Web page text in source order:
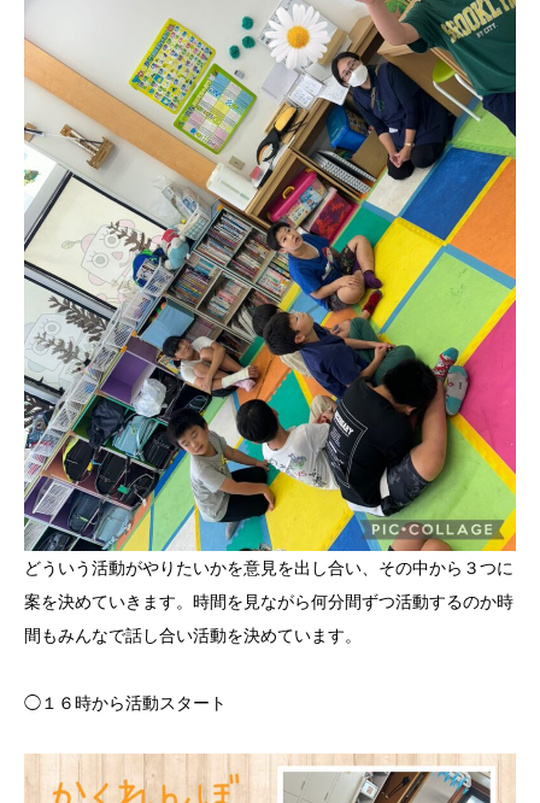
どういう活動がやりたいかを意見を出し合い、その中から３つに
案を決めていきます。時間を見ながら何分間ずつ活動するのか時
間もみんなで話し合い活動を決めています。
◯１６時から活動スタート